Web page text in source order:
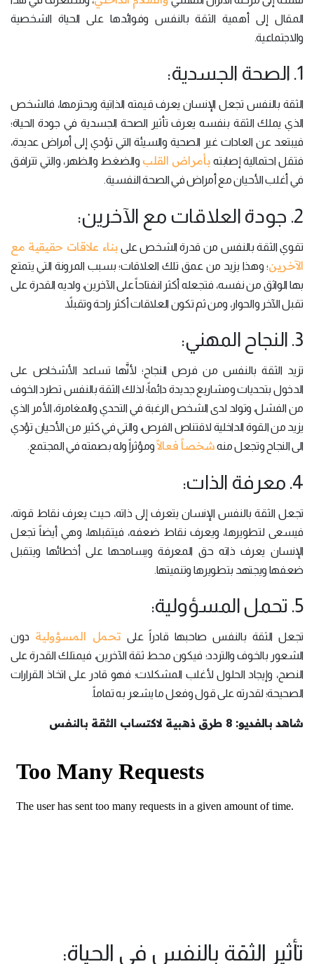
المقال إلى أهمية الثقة بالنفس وفوائدها على الحياة الشخصية
والاجتماعية.
1. الصحة الجسدية:
الثقة بالنفس تجعل الإنسان يعرف قيمته الذاتية ويحترمها، فالشخص
الذي يملك الثقة بنفسه يعرف تأثير الصحة الجسدية في جودة الحياة؛
فيبتعد عن العادات غير الصحية والسيئة التي تؤدي إلى أمراض عديدة،
فتقل احتمالية إصابته بأمراض القلب والضغط والظهر، والتي تترافق
في أغلب الأحيان مع أمراض في الصحة النفسية.
2. جودة العلاقات مع الآخرين:
تقوي الثقة بالنفس من قدرة الشخص على بناء علاقات حقيقية مع
الآخرين؛ وهذا يزيد من عمق تلك العلاقات؛ بسبب المرونة التي يتمتع
بها الواثق من نفسه، فتجعله أكثر انفتاحاً على الآخرين، ولديه القدرة على
تقبل الآخر والحوار، ومن ثم تكون العلاقات أكثر راحة وتقبلاً.
3. النجاح المهني:
تزيد الثقة بالنفس من فرص النجاح؛ لأنَّها تساعد الأشخاص على
الدخول بتحديات ومشاريع جديدة دائماً؛ لذلك الثقة بالنفس تطرد الخوف
من الفشل، وتولد لدى الشخص الرغبة في التحدي والمغامرة، الأمر الذي
يزيد من القوة الداخلية لاقتناص الفرص، والتي في كثير من الأحيان تؤدي
الى النجاح وتجعل منهشخصاً فعالاًومؤثراً وله بصمته في المجتمع.
4. معرفة الذات:
تجعل الثقة بالنفس الإنسان يتعرف إلى ذاته، حيث يعرف نقاط قوته،
فيسعى لتطويرها، ويعرف نقاط ضعفه، فيتقبلها، وهي أيضاً تجعل
الإنسان يعرف ذاته حق المعرفة ويسامحها على أخطائها ويتقبل
ضعفها ويجتهد بتطويرها وتنميتها.
5. تحمل المسؤولية:
تجعل الثقة بالنفس صاحبها قادراً على تحمل المسؤولية دون
الشعور بالخوف والتردد؛ فيكون محط ثقة الآخرين، فيمتلك القدرة على
النصح، وإيجاد الحلول لأغلب المشكلات؛ فهو قادر على اتخاذ القرارات
الصحيحة؛ لقدرته على قول وفعل ما يشعر به تماماً.
شاهد بالفديو: 8 طرق ذهبية لاكتساب الثقة بالنفس
تأثير الثقة بالنفس في الحياة: